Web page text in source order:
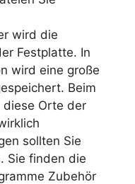
wird die
Festplatte. In
wird eine große
Beim
diese Orte der
sollten Sie
Sie finden die
Zubehör